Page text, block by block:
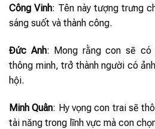
Công Vinh: Tên này tượng trưng
sáng suốt và thành công.
Đức Anh: Mong rằng con sẽ
thông minh, trở thành người có
hội.
Minh Quân: Hy vọng con trai sẽ
tài năng trong lĩnh vực mà con